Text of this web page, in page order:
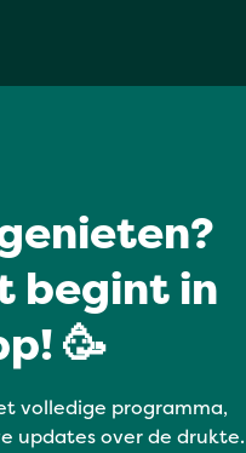
begint in
🥳
volledige programma,
updates over de drukte.